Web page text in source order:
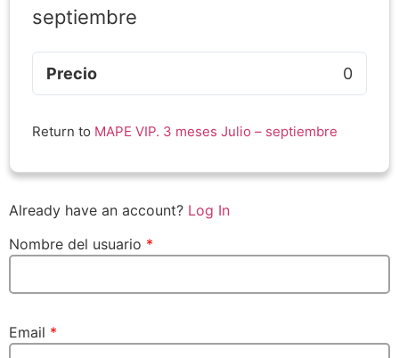
septiembre
Precio 0
Return to MAPE VIP. 3 meses Julio – septiembre
Already have an account? Log In
Nombre del usuario *
Email *